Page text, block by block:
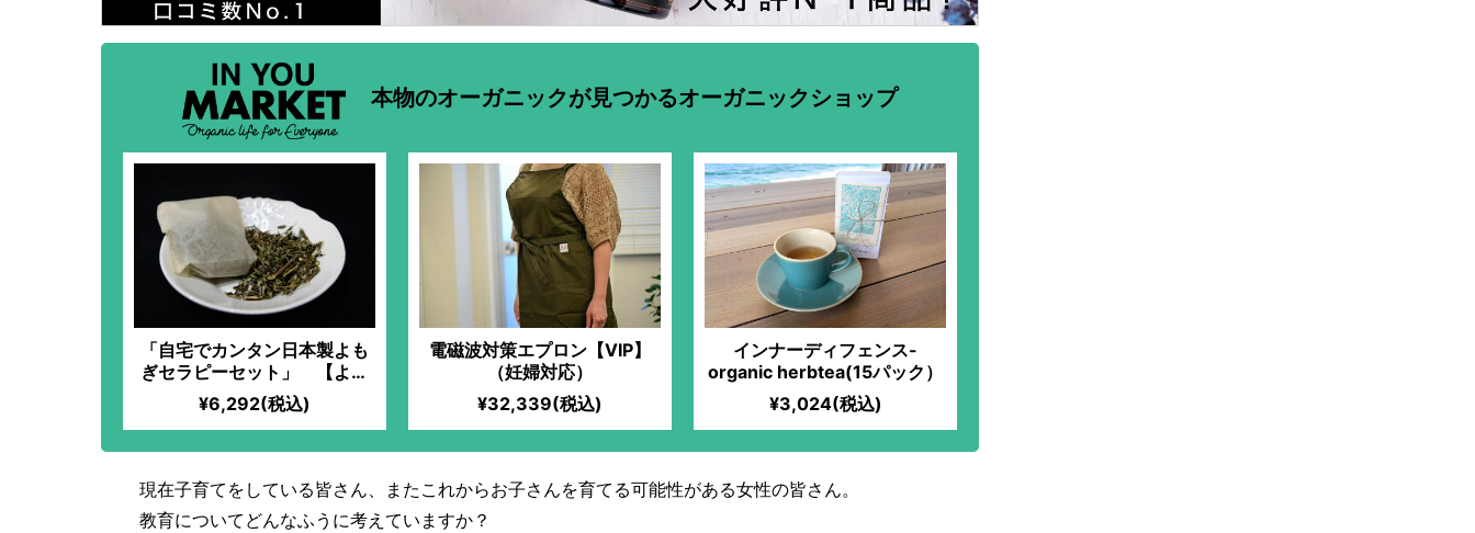
本物のオーガニックが見つかるオーガニックショップ
「自宅でカンタン日本製よも
ぎセラピーセット」 【よも
ぎパック（20個入）】
¥6,292(税込)
電磁波対策エプロン【VIP】
（妊婦対応）
¥32,339(税込)
インナーディフェンス-
organic herbtea(15パック）
¥3,024(税込)
現在子育てをしている皆さん、またこれからお子さんを育てる可能性がある女性の皆さん。
教育についてどんなふうに考えていますか？